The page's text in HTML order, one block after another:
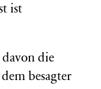
ist
die
besagter